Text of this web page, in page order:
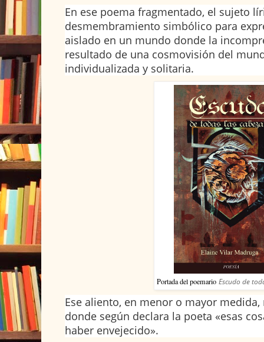
En ese poema fragmentado, el sujeto
desmembramiento simbólico para
aislado en un mundo donde la
resultado de una cosmovisión del
individualizada y solitaria.
Portada del poemarioEscudo de
Ese aliento, en menor o mayor
donde según declara la poeta «esas
haber envejecido».